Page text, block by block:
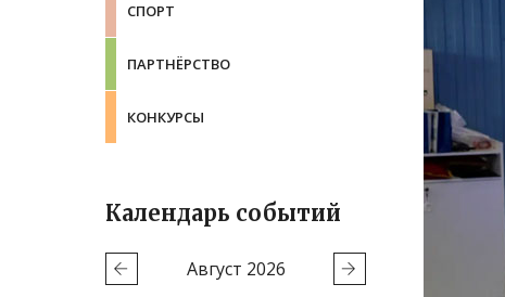
СПОРТ
ПАРТНЁРСТВО
КОНКУРСЫ
Календарь событий
Август 2026